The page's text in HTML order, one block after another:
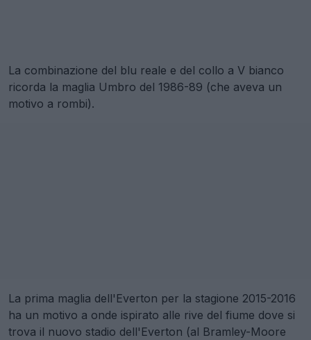
La combinazione del blu reale e del collo a V bianco
ricorda la maglia Umbro del 1986-89 (che aveva un
motivo a rombi).
La prima maglia dell'Everton per la stagione 2015-2016
ha un motivo a onde ispirato alle rive del fiume dove si
trova il nuovo stadio dell'Everton (al Bramley-Moore